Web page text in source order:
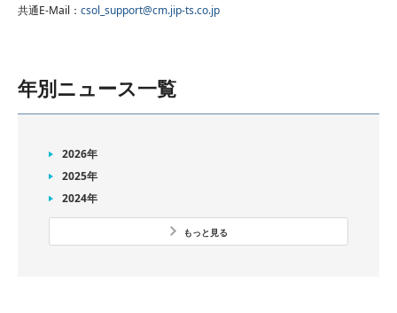
共通E-Mail： csol_support@cm.jip-ts.co.jp
年別ニュース一覧
2026年
2025年
2024年
もっと見る